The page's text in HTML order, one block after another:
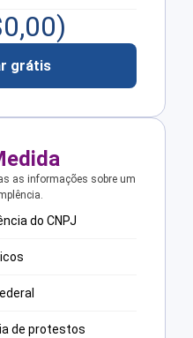
0,00)
grátis
as informações sobre um
do CNPJ
de protestos